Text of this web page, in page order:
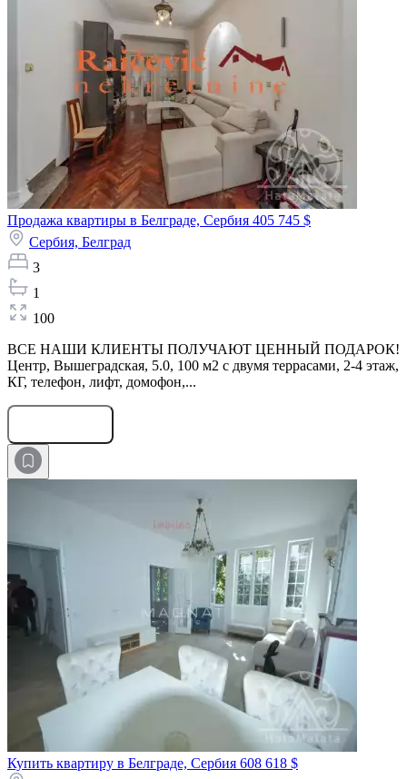
Продажа квартиры в Белграде, Сербия 405 745 $
Сербия, Белград
3
1
100
ВСЕ НАШИ КЛИЕНТЫ ПОЛУЧАЮТ ЦЕННЫЙ ПОДАРОК!
Центр, Вышеградская, 5.0, 100 м2 с двумя террасами, 2-4 этаж,
КГ, телефон, лифт, домофон,...
Купить квартиру в Белграде, Сербия 608 618 $